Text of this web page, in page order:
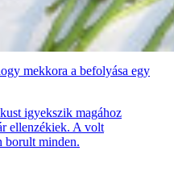
mekkora a befolyása egy
igyekszik magához
ellenzékiek. A volt
borult minden.